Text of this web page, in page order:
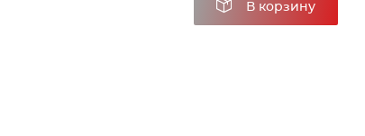
В корзину